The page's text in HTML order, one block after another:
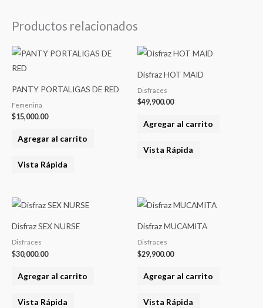
Productos relacionados
PANTY PORTALIGAS DE RED
Femenina
$15,000.00
Agregar al carrito
Vista Rápida
Disfraz HOT MAID
Disfraces
$49,900.00
Agregar al carrito
Vista Rápida
Disfraz SEX NURSE
Disfraces
$30,000.00
Agregar al carrito
Vista Rápida
Disfraz MUCAMITA
Disfraces
$29,900.00
Agregar al carrito
Vista Rápida